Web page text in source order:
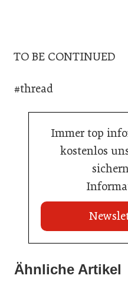
TO BE CONTINUED
#thread
Immer top
kostenlos
Ähnliche Artikel
Travel Start-up Night 2026: